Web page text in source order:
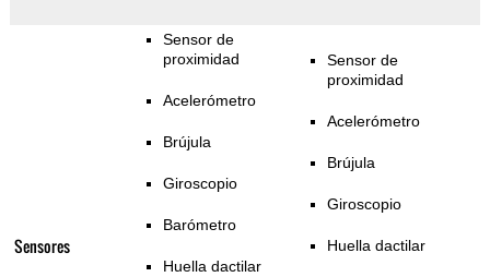
Sensores
Sensor de
proximidad
Acelerómetro
Brújula
Giroscopio
Barómetro
Huella dactilar
Sensor de
proximidad
Acelerómetro
Brújula
Giroscopio
Huella dactilar